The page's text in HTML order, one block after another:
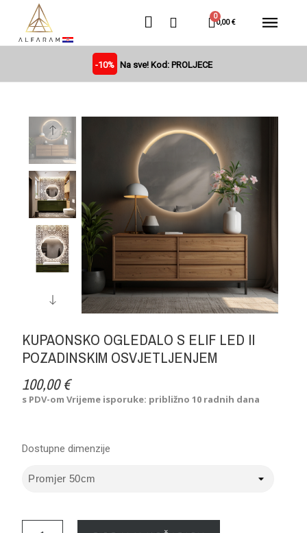
0,00 €
-10% Na sve! Kod: PROLJECE
KUPAONSKO OGLEDALO S ELIF LED II
POZADINSKIM OSVJETLJENJEM
100,00 €
s PDV-omVrijeme isporuke: približno 10 radnih dana
Dostupne dimenzije